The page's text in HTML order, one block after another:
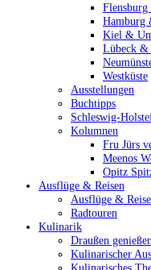
Hamburg
Kiel &
Lübeck &
Westküste
Ausstellungen
Buchtipps
Schleswig-
Kolumnen
Fru Jürs
Meenos
Opitz
Ausflüge & Reisen
Ausflüge &
Radtouren
Kulinarik
Draußen
Kulinarischer